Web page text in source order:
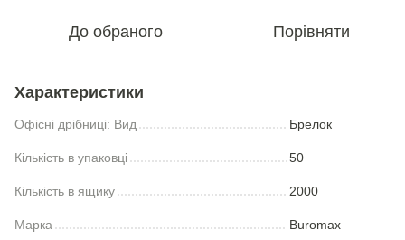
До обраного Порівняти
Характеристики
Офісні дрібниці: Вид Брелок
Кількість в упаковці 50
Кількість в ящику 2000
Марка Buromax